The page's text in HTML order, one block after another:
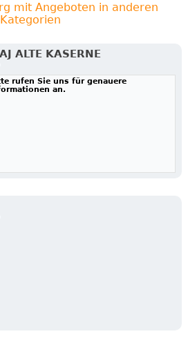
mit Angeboten in anderen
Kategorien
ALTE KASERNE
rufen Sie uns für genauere
an.